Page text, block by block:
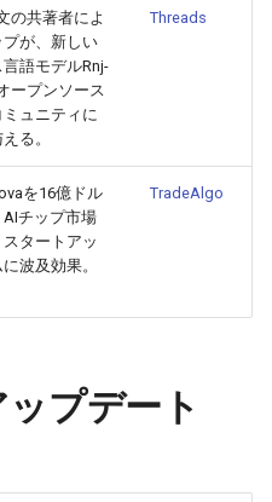
2026-06-30
2026-06-29
2026-06-26
2026-06-25
2026-06-24
2026-06-22
2026-06-21
2025-12-14
2025-12-13
2025-12-11
2025-12-10
2025-12-09
2025-12-07
2025-12-06
2026-03-15
2026-03-08
2026-02-22
2026-02-15
2026-02-08
2026-01-25
2026-01-18
2025-09-21
2025-09-19
2026-03-15
2026-03-08
2026-02-22
2026-02-15
2026-02-08
2026-03-15
2026-03-08
2026-02-22
2026-02-15
2026-02-08
2026-01-25
2026-01-18
2026-06-29
2026-06-28
2026-06-25
2026-06-24
2026-06-23
2026-06-20
2026-06-19
2025-12-14
2025-12-13
2025-12-11
2025-12-10
2025-12-09
2025-12-07
2025-12-06
2026-03-15
2026-03-08
2026-02-22
2026-02-15
2026-02-08
2026-01-25
2026-01-18
2026-03-08
2026-03-01
2026-02-15
2026-02-08
2026-02-01
2026-01-18
2026-01-13
2026-06-28
2026-06-26
2026-06-24
2026-06-23
2026-06-22
2026-06-20
2026-06-19
2025-12-14
2025-12-13
2025-12-11
2025-12-10
2025-12-09
2025-12-07
2025-12-06
2026-03-15
2026-03-08
2026-02-22
2026-02-15
2026-02-08
2026-01-25
2026-01-18
2026-06-29
2026-06-28
2026-06-26
2026-06-25
2026-06-24
2026-06-22
2026-06-21
2026-06-25
2026-06-24
2026-06-22
2026-06-21
2026-06-20
2026-06-17
2026-06-16
の共著者によ
が、新しい
語モデルRnj-
ープンソース
ュニティに
る。
Threads
を16億ドル
チップ市場
タートアッ
波及効果。
TradeAlgo
プデート